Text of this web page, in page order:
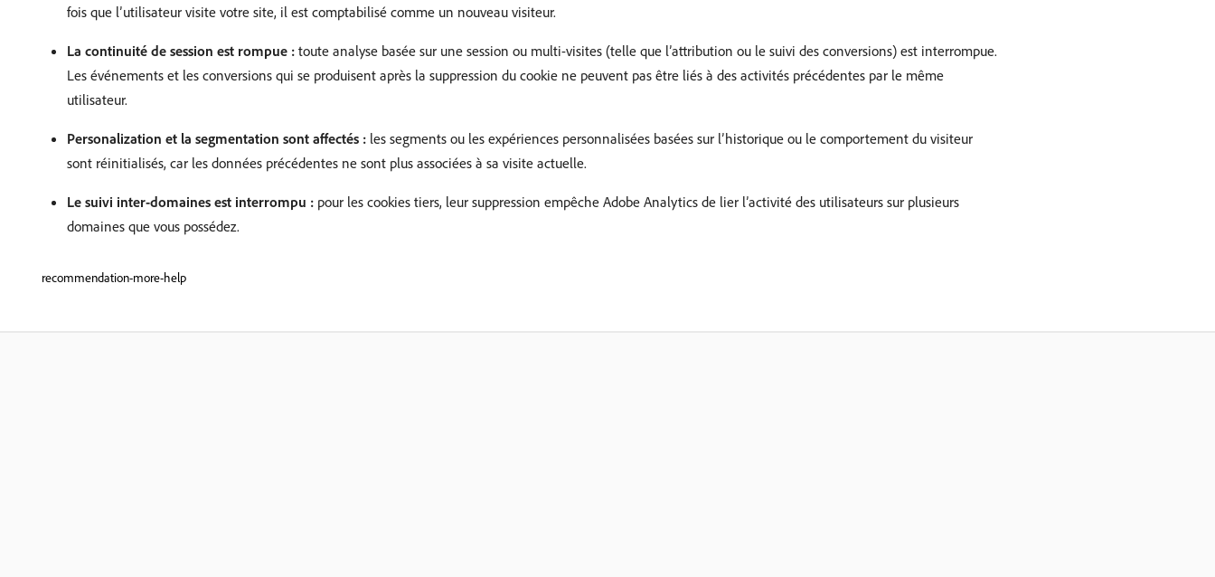
fois que l’utilisateur visite votre site, il est comptabilisé comme un nouveau visiteur.
La continuité de session est rompue : toute analyse basée sur une session ou multi-visites (telle que l’attribution ou le suivi des conversions) est interrompue.
Les événements et les conversions qui se produisent après la suppression du cookie ne peuvent pas être liés à des activités précédentes par le même
utilisateur.
Personalization et la segmentation sont affectés : les segments ou les expériences personnalisées basées sur l’historique ou le comportement du visiteur
sont réinitialisés, car les données précédentes ne sont plus associées à sa visite actuelle.
Le suivi inter-domaines est interrompu : pour les cookies tiers, leur suppression empêche Adobe Analytics de lier l’activité des utilisateurs sur plusieurs
domaines que vous possédez.
recommendation-more-help